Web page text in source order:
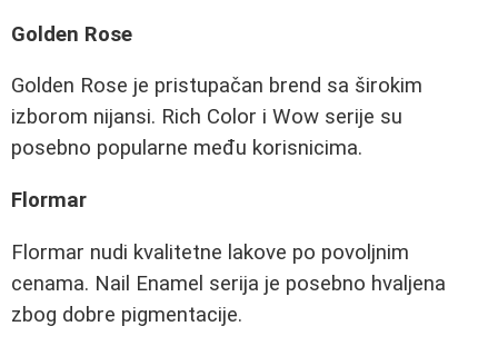
Golden Rose
Golden Rose je pristupačan brend sa širokim
izborom nijansi. Rich Color i Wow serije su
posebno popularne među korisnicima.
Flormar
Flormar nudi kvalitetne lakove po povoljnim
cenama. Nail Enamel serija je posebno hvaljena
zbog dobre pigmentacije.